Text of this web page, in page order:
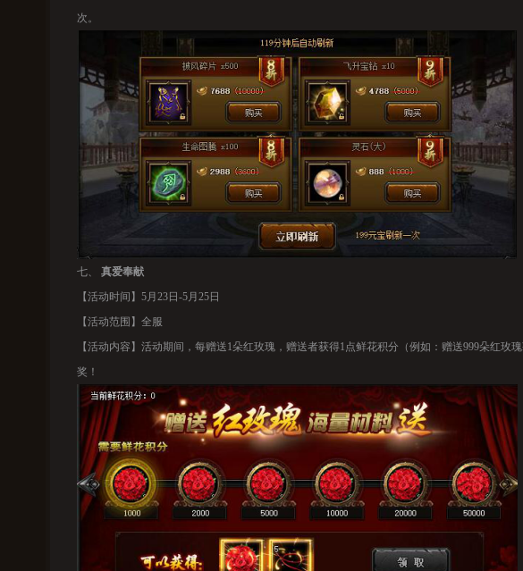
次。
七、 真爱奉献
【活动时间】5月23日-5月25日
【活动范围】全服
【活动内容】活动期间，每赠送1朵红玫瑰，赠送者获得1点鲜花积分（例如：赠送999朵红
奖！